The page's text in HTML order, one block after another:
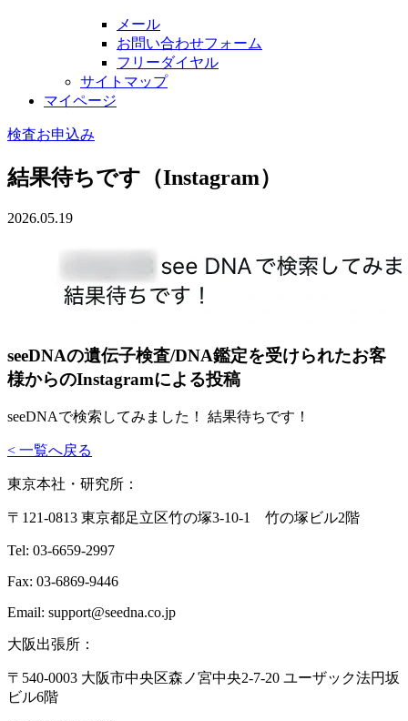
メール
お問い合わせフォーム
フリーダイヤル
サイトマップ
マイページ
検査お申込み
結果待ちです（Instagram）
2026.05.19
seeDNAの遺伝子検査/DNA鑑定を受けられたお客
様からのInstagramによる投稿
seeDNAで検索してみました！ 結果待ちです！
< 一覧へ戻る
東京本社・研究所：
〒121-0813 東京都足立区竹の塚3-10-1 竹の塚ビル2階
Tel: 03-6659-2997
Fax: 03-6869-9446
Email: support@seedna.co.jp
大阪出張所：
〒540-0003 大阪市中央区森ノ宮中央2-7-20 ユーザック法円坂
ビル6階